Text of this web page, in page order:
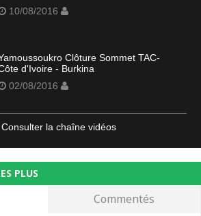
10/08/2016
Clôture Sommet TAC-
d'Ivoire - Burkina
02/08/2016
la chaîne vidéos
PLUS
Commentés